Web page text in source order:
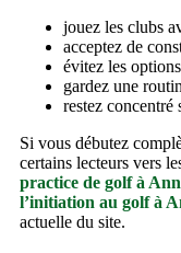
jouez les clubs
acceptez de
évitez les
gardez une
restez concentré
Si vous débutez
certains lecteurs vers
practice de golf à
l’initiation au golf à
actuelle du site.